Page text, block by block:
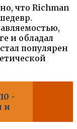
что Richman
и обладал
популярен
-
и